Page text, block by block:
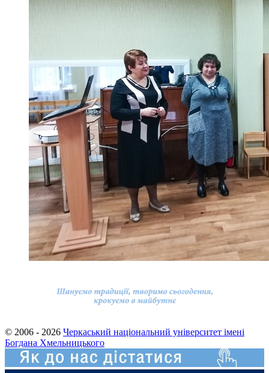
© 2006 - 2026 Черкаський національний університет імені
Богдана Хмельницького